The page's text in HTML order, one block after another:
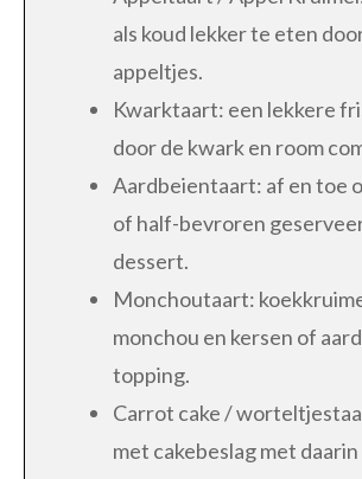
als koud lekker te eten
appeltjes.
Kwarktaart: een lekkere
door de kwark en room
Aardbeientaart: af en toe
of half-bevroren
dessert.
Monchoutaart:
monchou en kersen of
topping.
Carrot cake /
met cakebeslag met